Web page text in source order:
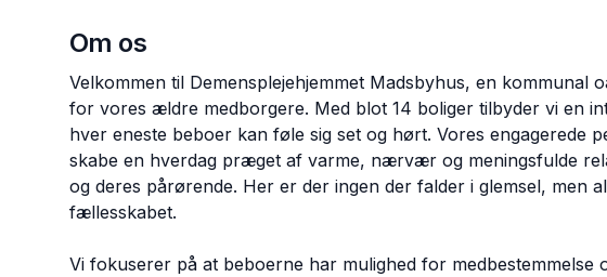
Om os
Velkommen til Demensplejehjemmet Madsbyhus, en kommunal
for vores ældre medborgere. Med blot 14 boliger tilbyder vi en
hver eneste beboer kan føle sig set og hørt. Vores engagerede
skabe en hverdag præget af varme, nærvær og meningsfulde
og deres pårørende. Her er der ingen der falder i glemsel, men
fællesskabet.
Vi fokuserer på at beboerne har mulighed for medbestemmelse